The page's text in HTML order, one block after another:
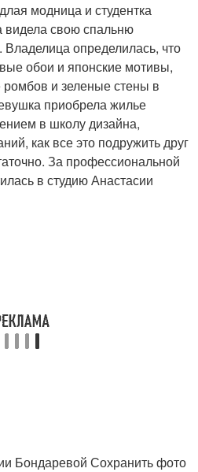
модница и студентка
свою спальню
определилась, что
обои и японские мотивы,
и зеленые стены в
приобрела жилье
в школу дизайна,
как все это подружить друг
За профессиональной
в студию Анастасии
Бондаревой Сохранить фото